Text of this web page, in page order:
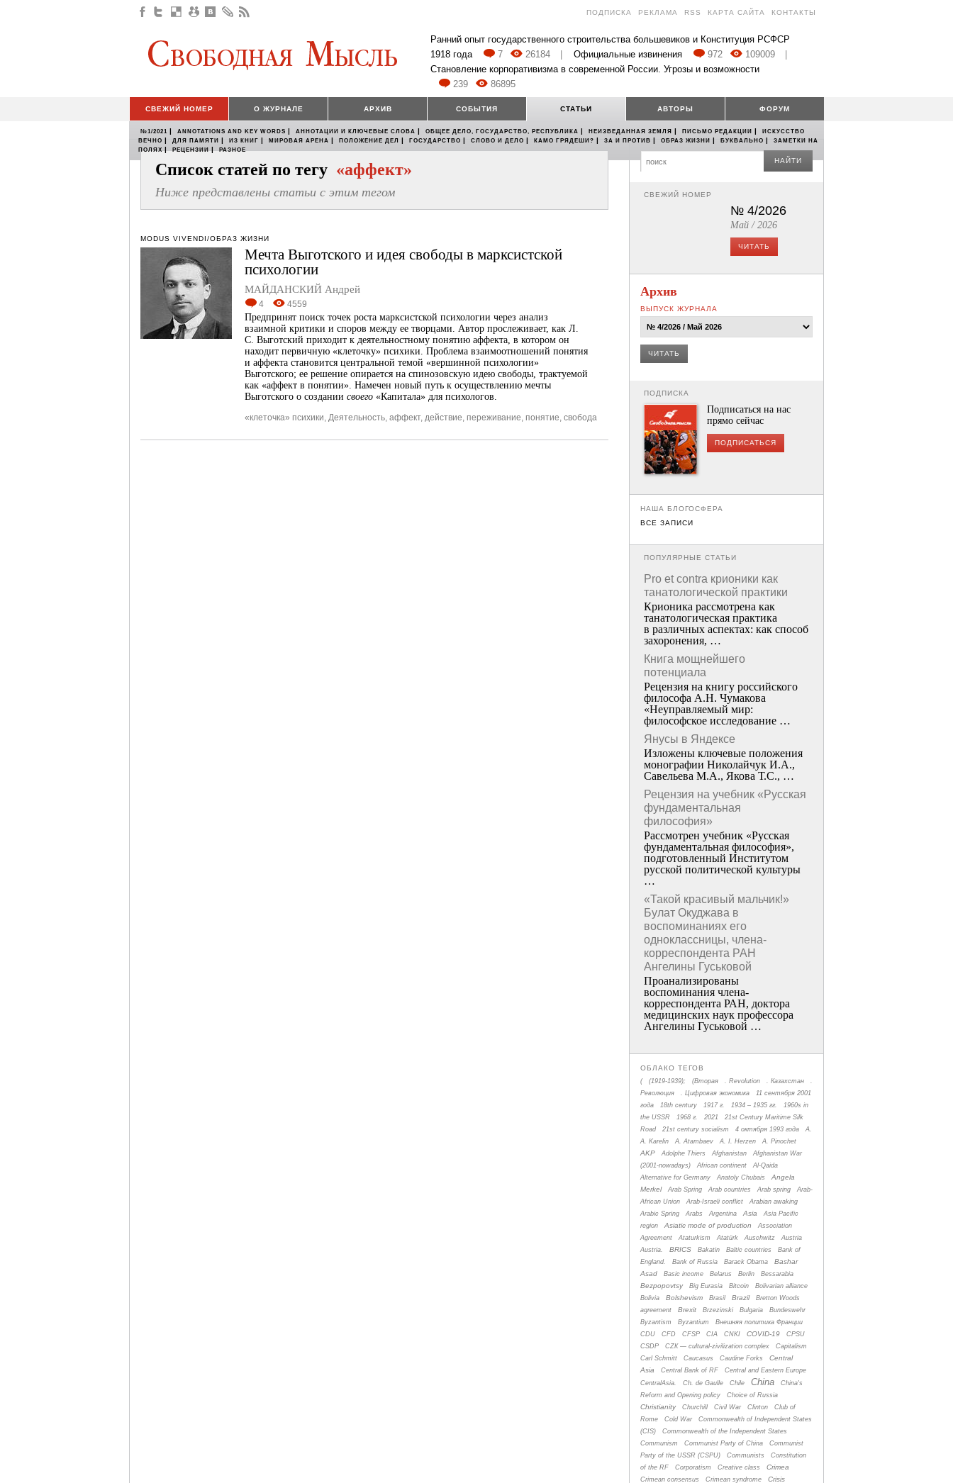
ПОДПИСКА РЕКЛАМА RSS КАРТА САЙТА КОНТАКТЫ
Ранний опыт государственного строительства большевиков и Конституция РСФСР
1918 года
7 26184 Официальные извинения 972 109009
Становление корпоративизма в современной России. Угрозы и возможности
239
86895
СВЕЖИЙ НОМЕР О ЖУРНАЛЕ АРХИВ СОБЫТИЯ СТАТЬИ АВТОРЫ ФОРУМ
№1/2021 | ANNOTATIONS AND KEY WORDS | АННОТАЦИИ И КЛЮЧЕВЫЕ СЛОВА | ОБЩЕЕ ДЕЛО, ГОСУДАРСТВО, РЕСПУБЛИКА | НЕИЗВЕДАННАЯ ЗЕМЛЯ | ПИСЬМО РЕДАКЦИИ |
ИСКУССТВО
ВЕЧНО | ДЛЯ ПАМЯТИ | ИЗ КНИГ | МИРОВАЯ АРЕНА | ПОЛОЖЕНИЕ ДЕЛ | ГОСУДАРСТВО | СЛОВО И ДЕЛО | КАМО ГРЯДЕШИ? | ЗА И ПРОТИВ | ОБРАЗ ЖИЗНИ | БУКВАЛЬНО |
ЗАМЕТКИ НА
ПОЛЯХ | РЕЦЕНЗИИ | РАЗНОЕ
Список статей по тегу «аффект»
Ниже представлены статьи с этим тегом
MODUS VIVENDI/ОБРАЗ ЖИЗНИ
Мечта Выготского и идея свободы в марксистской
психологии
МАЙДАНСКИЙ Андрей
4 4559
Предпринят поиск точек роста марксистской психологии через анализ
взаимной критики и споров между ее творцами. Автор прослеживает, как Л.
С. Выготский приходит к деятельностному понятию аффекта, в котором он
находит первичную «клеточку» психики. Проблема взаимоотношений понятия
и аффекта становится центральной темой «вершинной психологии»
Выготского; ее решение опирается на спинозовскую идею свободы, трактуемой
как «аффект в понятии». Намечен новый путь к осуществлению мечты
Выготского о создании своего «Капитала» для психологов.
«клеточка» психики, Деятельность, аффект, действие, переживание, понятие, свобода
НАЙТИ
СВЕЖИЙ НОМЕР
№ 4/2026
Май / 2026
ЧИТАТЬ
Архив
ВЫПУСК ЖУРНАЛА
ЧИТАТЬ
ПОДПИСКА
Подписаться на нас
прямо сейчас
ПОДПИСАТЬСЯ
НАША БЛОГОСФЕРА
ВСЕ ЗАПИСИ
ПОПУЛЯРНЫЕ СТАТЬИ
Pro et contra крионики как
танатологической практики
Крионика рассмотрена как
танатологическая практика
в различных аспектах: как способ
захоронения, …
Книга мощнейшего
потенциала
Рецензия на книгу российского
философа А.Н. Чумакова
«Неуправляемый мир:
философское исследование …
Янусы в Яндексе
Изложены ключевые положения
монографии Николайчук И.А.,
Савельева М.А., Якова Т.С., …
Рецензия на учебник «Русская
фундаментальная
философия»
Рассмотрен учебник «Русская
фундаментальная философия»,
подготовленный Институтом
русской политической культуры
…
«Такой красивый мальчик!»
Булат Окуджава в
воспоминаниях его
одноклассницы, члена-
корреспондента РАН
Ангелины Гуськовой
Проанализированы
воспоминания члена­
корреспондента РАН, доктора
медицинских наук профессора
Ангелины Гуськовой …
ОБЛАКО ТЕГОВ
( (1919-1939); (Вторая . Revolution . Казахстан
.
Революция
. Цифровая экономика
11 сентября 2001
года
18th century 1917 г. 1934 – 1935 гг.
1960s in
the USSR
1968 г. 2021
21st Century Maritime Silk
Road
21st century socialism 4 октября 1993 года
A.
A. Karelin
A. Atambaev A. I. Herzen A. Pinochet
AKP Adolphe Thiers Afghanistan
Afghanistan War
(2001-nowadays)
African continent
Al-Qaida
Alternative for Germany
Anatoly Chubais
Angela
Merkel
Arab Spring Arab countries Arab spring
Arab-
African Union
Arab-Israeli conflict
Arabian awaking
Arabic Spring
Arabs Argentina Asia
Asia Pacific
region
Asiatic mode of production
Association
Agreement
Ataturkism Atatürk Auschwitz
Austria
Austria.
BRICS Bakatin Baltic countries
Bank of
England.
Bank of Russia Barack Obama
Bashar
Asad
Basic income Belarus Berlin Bessarabia
Bezpopovtsy Big Eurasia Bitcoin
Bolivarian alliance
Bolivia
Bolshevism Brasil Brazil
Bretton Woods
agreement
Brexit Brzezinski Bulgaria
Bundeswehr
Byzantism
Byzantium
Bнешняя политика Франции
CDU
CFD CFSP CIA CNKI COVID-19
CPSU
CSDP
CZК — cultural-zivilization complex
Capitalism
Carl Schmitt
Caucasus Caudine Forks
Central
Asia
Central Bank of RF
Central and Eastern Europe
CentralAsia.
Ch. de Gaulle Chile China
China's
Reform and Opening policy
Choice of Russia
Christianity Churchill Civil War Clinton
Club of
Rome
Cold War
Commonwealth of Independent States
(CIS)
Commonwealth of the Independent States
Communism
Communist Party of China
Communist
Party of the USSR (CSPU)
Communists
Constitution
of the RF
Corporatism Creative class Crimea
Crimean consensus Crimean syndrome Crisis